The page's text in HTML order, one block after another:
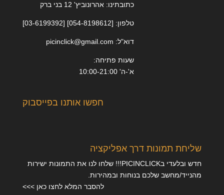
כתובתינו: אהרונוביץ' 12 בני ברק
טלפון: [054-8198612] [03-6199392]
דוא"ל: picinclick@gmail.com
שעות פתיחה:
א'-ה' 10:00-21:00
חפשו אותנו בפייסבוק
שליחת תמונות דרך אפליקציה
חדש ובלעדי בPICINCLICK!!! שלחו לנו את התמונות ישירות
מהנייד/מחשב שלכם בנוחות ובמהירות.
להסבר המלא לחצו כאן >>>